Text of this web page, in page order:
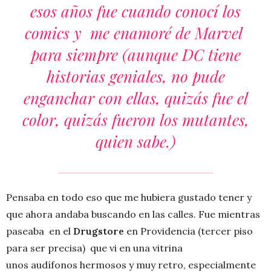
esos años fue cuando conocí los
comics y me enamoré de Marvel
para siempre (aunque DC tiene
historias geniales, no pude
enganchar con ellas, quizás fue el
color, quizás fueron los mutantes,
quien sabe.)
Pensaba en todo eso que me hubiera gustado tener y
que ahora andaba buscando en las calles. Fue mientras
paseaba en el Drugstore en Providencia (tercer piso
para ser precisa) que vi en una vitrina
unos audífonos hermosos y muy retro, especialmente